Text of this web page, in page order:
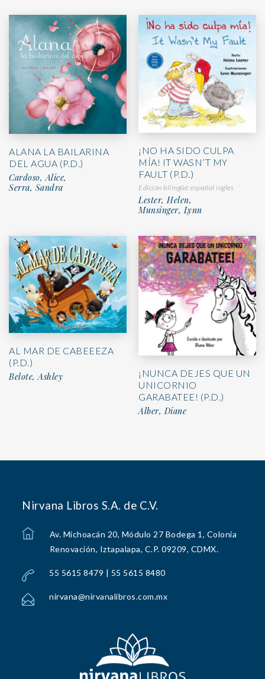
ALANA LA BAILARINA
DEL AGUA (P.D.)
Cardoso, Alice,
Serra, Sandra
¡NO HA SIDO CULPA
MÍA! IT WASN’T MY
FAULT (P.D.)
Edición bilingüe: español ingles
Lester, Helen,
Munsinger, Lynn
AL MAR DE CABEEEZA
(P.D.)
Belote, Ashley
¡NUNCA DEJES QUE UN
UNICORNIO
GARABATEE! (P.D.)
Alber, Diane
Nirvana Libros S.A. de C.V.
Av. Michoacán 20, Módulo 27 Bodega 1, Colonia
Renovación, Iztapalapa, C.P. 09209, CDMX.
55 5615 8479 | 55 5615 8480
nirvana@nirvanalibros.com.mx